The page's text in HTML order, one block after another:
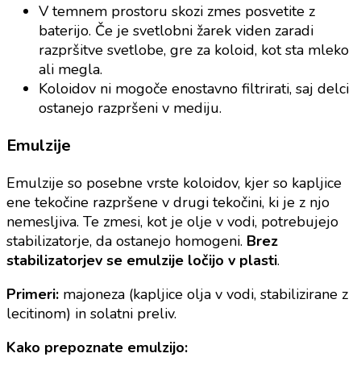
V temnem prostoru skozi zmes posvetite z
baterijo. Če je svetlobni žarek viden zaradi
razpršitve svetlobe, gre za koloid, kot sta mleko
ali megla.
Koloidov ni mogoče enostavno filtrirati, saj delci
ostanejo razpršeni v mediju.
Emulzije
Emulzije so posebne vrste koloidov, kjer so kapljice
ene tekočine razpršene v drugi tekočini, ki je z njo
nemesljiva. Te zmesi, kot je olje v vodi, potrebujejo
stabilizatorje, da ostanejo homogeni. Brez
stabilizatorjev se emulzije ločijo v plasti.
Primeri: majoneza (kapljice olja v vodi, stabilizirane z
lecitinom) in solatni preliv.
Kako prepoznate emulzijo: